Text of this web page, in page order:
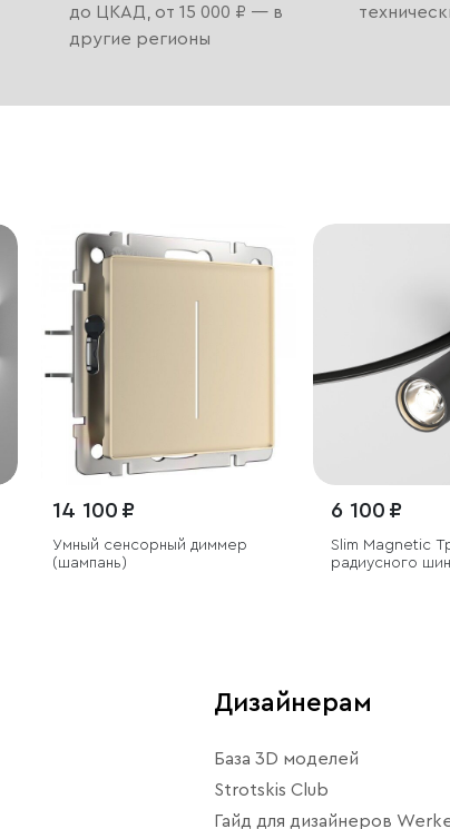
до ЦКАД, от 15 000 ₽ — в
другие регионы
14 100 ₽
Умный сенсорный диммер
(шампань)
6 100 ₽
Slim Magnetic
радиусного
Дизайнерам
База 3D моделей
Strotskis Club
Гайд для дизайнеров